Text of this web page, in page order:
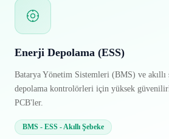
Enerji Depolama (ESS)
Batarya Yönetim Sistemleri (BMS) ve akıllı
depolama kontrolörleri için yüksek
PCB'ler.
BMS - ESS - Akıllı Şebeke